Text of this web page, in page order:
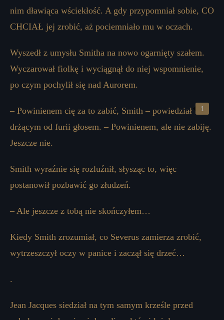
nim dławiąca wściekłość. A gdy przypomniał sobie, CO
CHCIAŁ jej zrobić, aż pociemniało mu w oczach.
Wyszedł z umysłu Smitha na nowo ogarnięty szałem.
Wyczarował fiolkę i wyciągnął do niej wspomnienie,
po czym pochylił się nad Aurorem.
– Powinienem cię za to zabić, Smith – powiedział
drżącym od furii głosem. – Powinienem, ale nie zabiję.
Jeszcze nie.
Smith wyraźnie się rozluźnił, słysząc to, więc
postanowił pozbawić go złudzeń.
– Ale jeszcze z tobą nie skończyłem…
Kiedy Smith zrozumiał, co Severus zamierza zrobić,
wytrzeszczył oczy w panice i zaczął się drzeć…
.
Jean Jacques siedział na tym samym krześle przed